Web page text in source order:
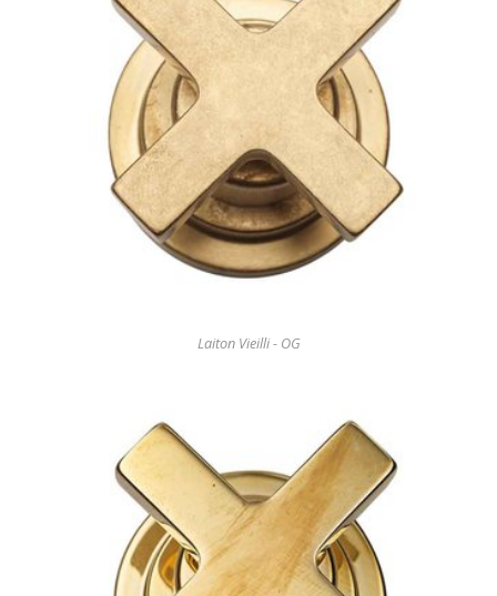
Laiton Vieilli - OG